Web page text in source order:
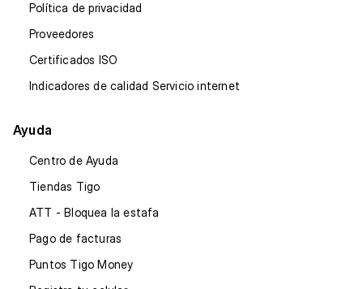
Política de privacidad
Proveedores
Certificados ISO
Indicadores de calidad Servicio internet
Ayuda
Centro de Ayuda
Tiendas Tigo
ATT - Bloquea la estafa
Pago de facturas
Puntos Tigo Money